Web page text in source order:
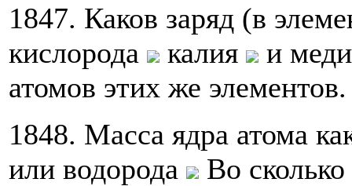
1847. Каков заряд (в
кислорода
калия
и
атомов этих же элементов.
1848. Масса ядра атома
или водорода
Во сколько